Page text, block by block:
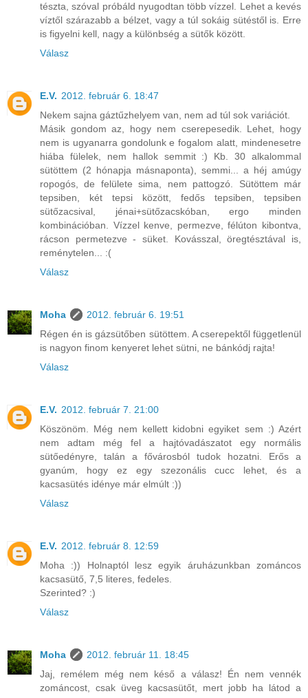
tészta, szóval próbáld nyugodtan több vízzel. Lehet a kevés
víztől szárazabb a bélzet, vagy a túl sokáig sütéstől is. Erre
is figyelni kell, nagy a különbség a sütők között.
Válasz
E.V. 2012. február 6. 18:47
Nekem sajna gáztűzhelyem van, nem ad túl sok variációt.
Másik gondom az, hogy nem cserepesedik. Lehet, hogy
nem is ugyanarra gondolunk e fogalom alatt, mindenesetre
hiába fülelek, nem hallok semmit :) Kb. 30 alkalommal
sütöttem (2 hónapja másnaponta), semmi... a héj amúgy
ropogós, de felülete sima, nem pattogzó. Sütöttem már
tepsiben, két tepsi között, fedős tepsiben, tepsiben
sütőzacsival, jénai+sütőzacskóban, ergo minden
kombinációban. Vízzel kenve, permezve, félúton kibontva,
rácson permetezve - süket. Kovásszal, öregtésztával is,
reménytelen... :(
Válasz
Moha
2012. február 6. 19:51
Régen én is gázsütőben sütöttem. A cserepektől függetlenül
is nagyon finom kenyeret lehet sütni, ne bánkódj rajta!
Válasz
E.V. 2012. február 7. 21:00
Köszönöm. Még nem kellett kidobni egyiket sem :) Azért
nem adtam még fel a hajtóvadászatot egy normális
sütőedényre, talán a fővárosból tudok hozatni. Erős a
gyanúm, hogy ez egy szezonális cucc lehet, és a
kacsasütés idénye már elmúlt :))
Válasz
E.V. 2012. február 8. 12:59
Moha :)) Holnaptól lesz egyik áruházunkban zománcos
kacsasütő, 7,5 literes, fedeles.
Szerinted? :)
Válasz
Moha
2012. február 11. 18:45
Jaj, remélem még nem késő a válasz! Én nem vennék
zománcost, csak üveg kacsasütőt, mert jobb ha látod a